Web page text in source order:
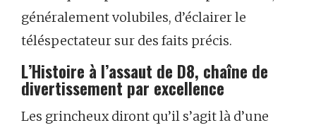
généralement volubiles, d’éclairer le
téléspectateur sur des faits précis.
L’Histoire à l’assaut de D8, chaîne de
divertissement par excellence
Les grincheux diront qu’il s’agit là d’une